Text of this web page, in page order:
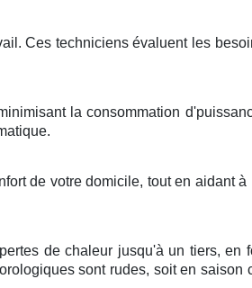
. Ces techniciensévaluent les
laconsommation d'
.
de votre domicile, tout en aidantà
pertes dechaleur jusqu'à un tiers,en
sont rudes, soit ensaison